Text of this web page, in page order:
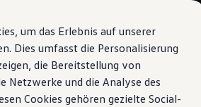
um das Erlebnis auf unserer
Dies umfasst die Personalisierung
die Bereitstellung von
Netzwerke und die Analyse des
Cookies gehören gezielte Social-
UNITED
und Flotten
Fahrzeuge